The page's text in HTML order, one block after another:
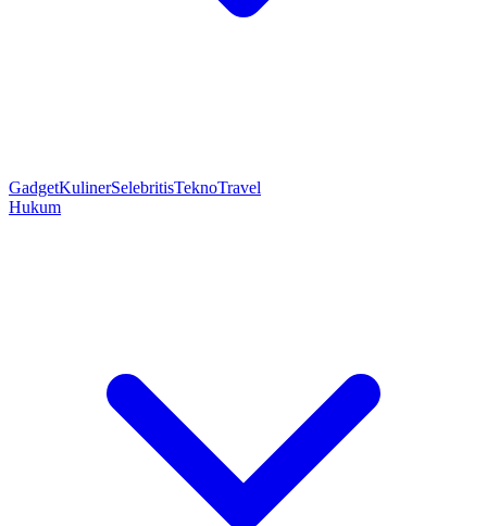
GadgetKulinerSelebritisTeknoTravel
Hukum